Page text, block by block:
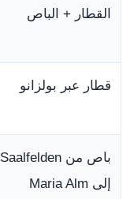
القطار + الباص
قطار عبر بولزانو
باص من Saalfelden
إلى Maria Alm